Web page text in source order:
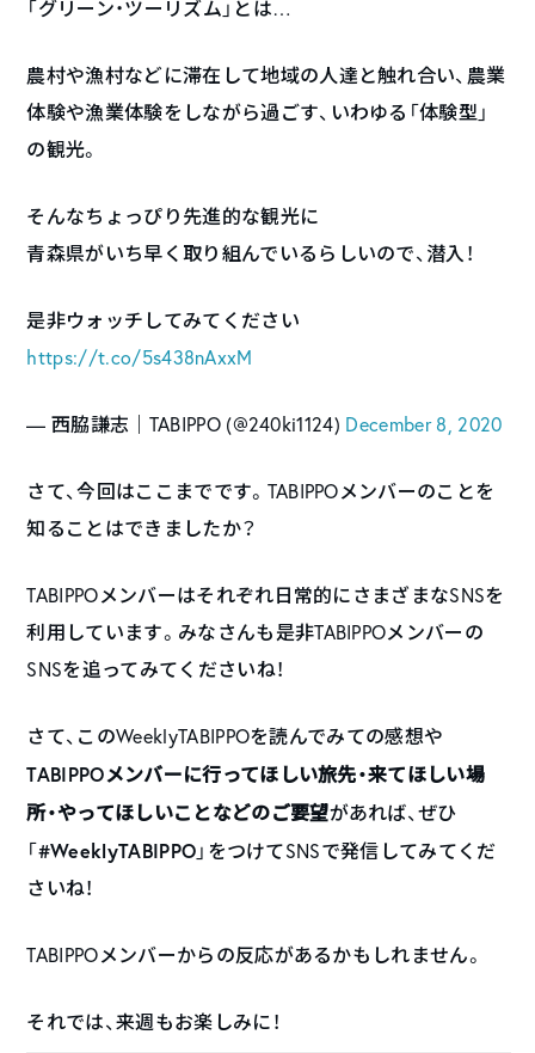
「グリーン・ツーリズム」とは…
農村や漁村などに滞在して地域の人達と触れ合い、農業
体験や漁業体験をしながら過ごす、いわゆる「体験型」
の観光。
そんなちょっぴり先進的な観光に
青森県がいち早く取り組んでいるらしいので、潜入！
是非ウォッチしてみてください
https://t.co/5s438nAxxM
— 西脇謙志｜TABIPPO (@240ki1124) December 8, 2020
さて、今回はここまでです。TABIPPOメンバーのことを
知ることはできましたか？
TABIPPOメンバーはそれぞれ日常的にさまざまなSNSを
利用しています。みなさんも是非TABIPPOメンバーの
SNSを追ってみてくださいね！
さて、このWeeklyTABIPPOを読んでみての感想や
TABIPPOメンバーに行ってほしい旅先・来てほしい場
所・やってほしいことなどのご要望があれば、ぜひ
「#WeeklyTABIPPO 」をつけてSNSで発信してみてくだ
さいね！
TABIPPOメンバーからの反応があるかもしれません。
それでは、来週もお楽しみに！